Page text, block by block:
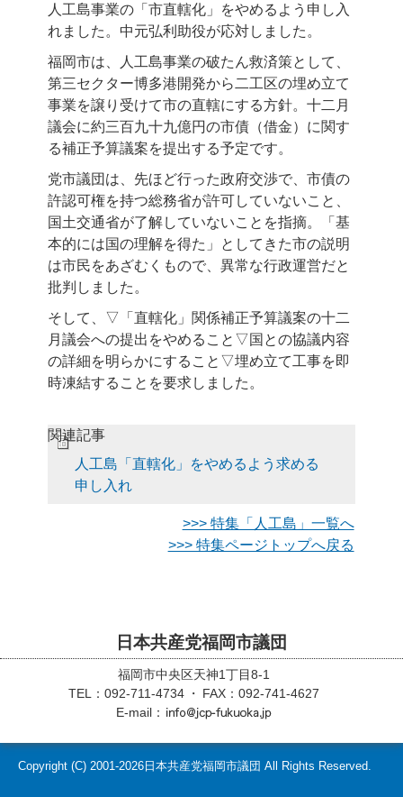
人工島事業の「市直轄化」をやめるよう申し入
れました。中元弘利助役が応対しました。
福岡市は、人工島事業の破たん救済策として、
第三セクター博多港開発から二工区の埋め立て
事業を譲り受けて市の直轄にする方針。十二月
議会に約三百九十九億円の市債（借金）に関す
る補正予算議案を提出する予定です。
党市議団は、先ほど行った政府交渉で、市債の
許認可権を持つ総務省が許可していないこと、
国土交通省が了解していないことを指摘。「基
本的には国の理解を得た」としてきた市の説明
は市民をあざむくもので、異常な行政運営だと
批判しました。
そして、▽「直轄化」関係補正予算議案の十二
月議会への提出をやめること▽国との協議内容
の詳細を明らかにすること▽埋め立て工事を即
時凍結することを要求しました。
関連記事
人工島「直轄化」をやめるよう求める
申し入れ
>>> 特集「人工島」一覧へ
>>> 特集ページトップへ戻る
日本共産党福岡市議団
福岡市中央区天神1丁目8-1
TEL：092-711-4734
FAX：092-741-4627
E-mail：
Copyright (C) 2001-2026日本共産党福岡市議団 All Rights Reserved.